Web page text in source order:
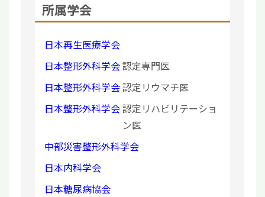
所属学会
日本再生医療学会
日本整形外科学会認定専門医
日本整形外科学会認定リウマチ医
日本整形外科学会認定リハビリテーショ
ン医
中部災害整形外科学会
日本内科学会
日本糖尿病協会